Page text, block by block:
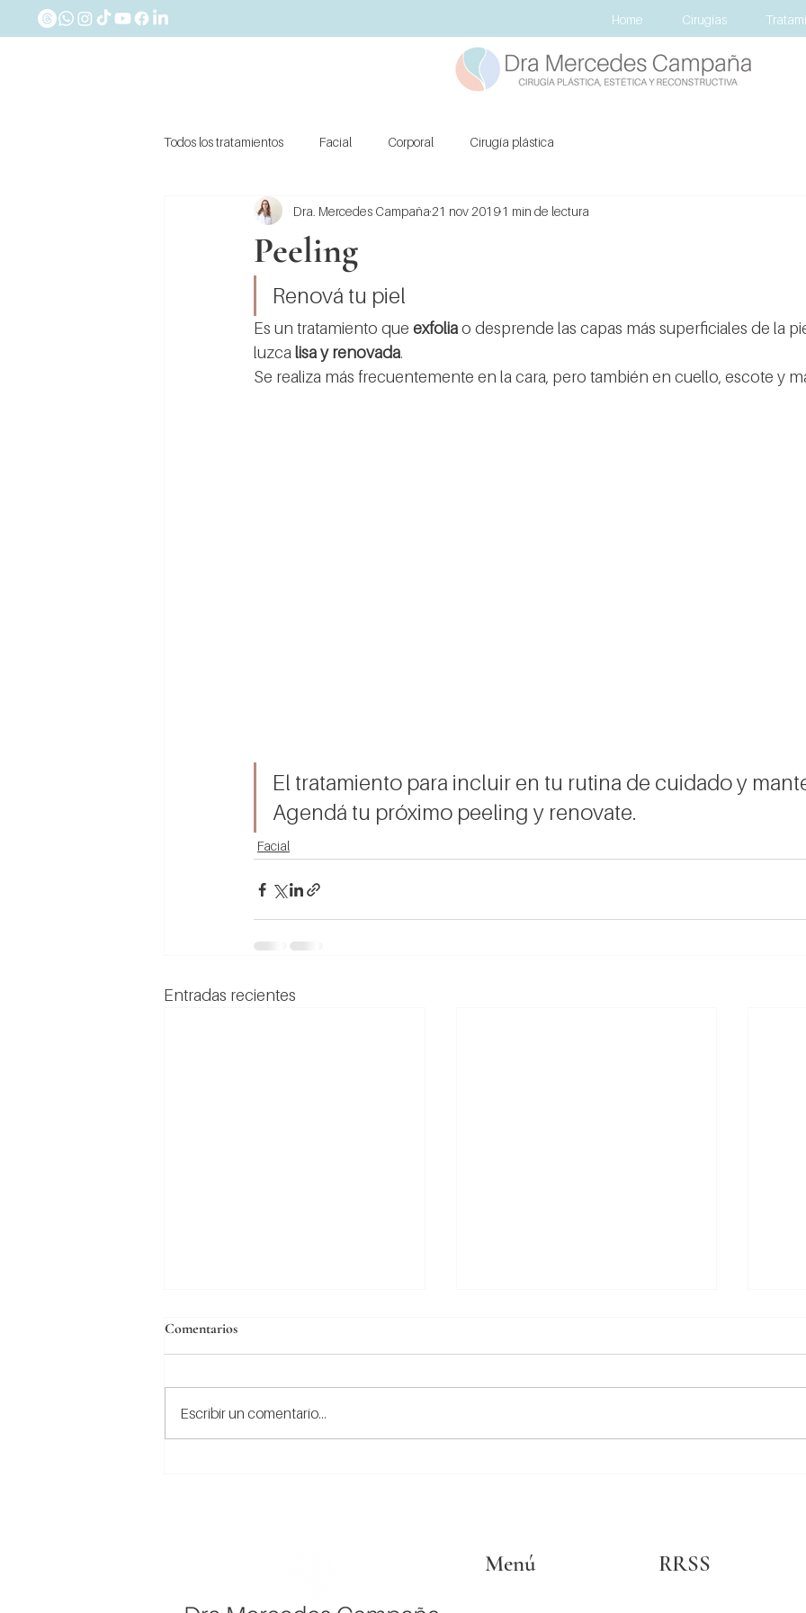
Home Cirugías
Todos los tratamientos Facial Corporal Cirugía plástica
Peeling
Dra. Mercedes Campaña 21 nov 20191 min de lectura
Renová tu piel
Es un tratamiento que exfolia o desprende las capas más superficiales de la
luzca lisa y renovada.
Se realiza más frecuentemente en la cara, pero también en cuello, escote y
El tratamiento para incluir en tu rutina de cuidado y
Agendá tu próximo peeling y renovate.
Facial
Entradas recientes
Bichectomía MELA
Comentarios
Escribir un comentario...
Menú RRSS